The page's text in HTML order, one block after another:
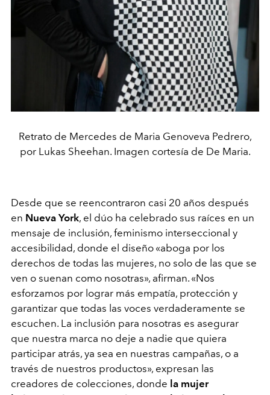
Retrato de Mercedes de Maria Genoveva Pedrero,
por Lukas Sheehan. Imagen cortesía de De Maria.
Desde que se reencontraron casi 20 años después
en Nueva York, el dúo ha celebrado sus raíces en un
mensaje de inclusión, feminismo interseccional y
accesibilidad, donde el diseño «aboga por los
derechos de todas las mujeres, no solo de las que se
ven o suenan como nosotras», afirman. «Nos
esforzamos por lograr más empatía, protección y
garantizar que todas las voces verdaderamente se
escuchen. La inclusión para nosotras es asegurar
que nuestra marca no deje a nadie que quiera
participar atrás, ya sea en nuestras campañas, o a
través de nuestros productos», expresan las
creadores de colecciones, donde la mujer